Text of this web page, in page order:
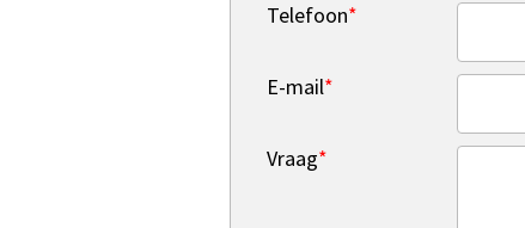
Telefoon*
E-mail*
Vraag*